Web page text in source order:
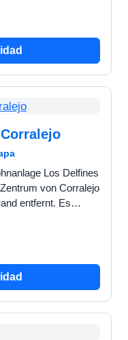
Los Delfines
von Corralejo
entfernt. Es